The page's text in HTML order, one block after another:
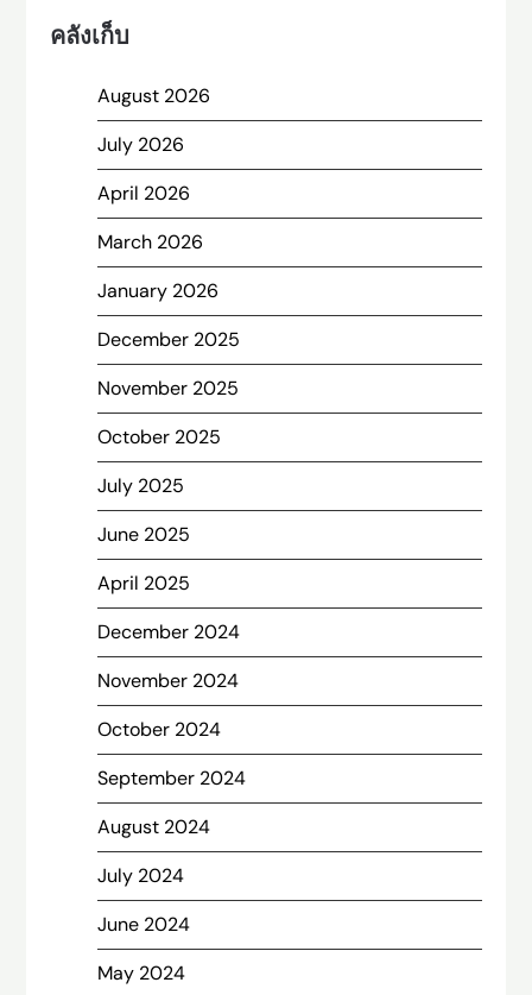
คลังเก็บ
August 2026
July 2026
April 2026
March 2026
January 2026
December 2025
November 2025
October 2025
July 2025
June 2025
April 2025
December 2024
November 2024
October 2024
September 2024
August 2024
July 2024
June 2024
May 2024